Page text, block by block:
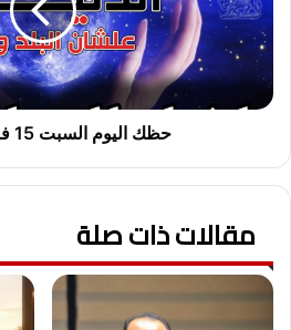
ا
ن
ي
ا
ل
ش
ة
ف
ل
ي
و
م
ا
ف
ب
حظك اليوم السبت 15 فبراير 2020
مقالات ذات صلة